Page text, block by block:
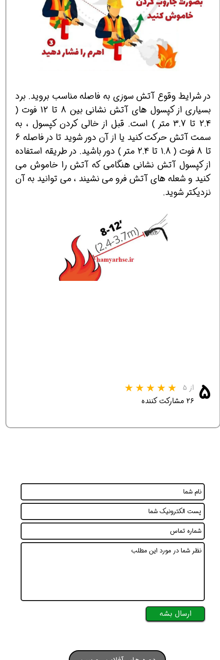
در شرایط وقوع آتش سوزی به فاصله مناسب بروید. برد
بسیاری از کپسول های آتش نشانی بین 8 تا 12 فوت (
2.4 تا 3.7 متر ) است. قبل از خالی کردن کپسول ، به
سمت آتش حرکت کنید یا از آن دور شوید تا در فاصله 6
تا 8 فوت ( 1.8 تا 2.4 متر ) دور باشید. در طریقه استفاده
از کپسول آتش نشانی هنگامی که آتش را خاموش می
کنید و شعله های آتش فرو می نشیند ، می توانید به آن
نزدیکتر شوید.
۵ از ۵
۲۶ مشارکت کننده
ارسال بشه